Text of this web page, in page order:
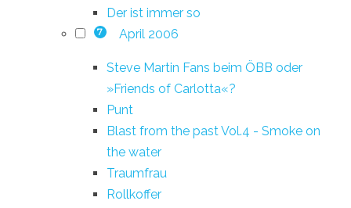
Der ist immer so
7 April 2006
Steve Martin Fans beim ÖBB oder
»Friends of Carlotta«?
Punt
Blast from the past Vol.4 - Smoke on
the water
Traumfrau
Rollkoffer